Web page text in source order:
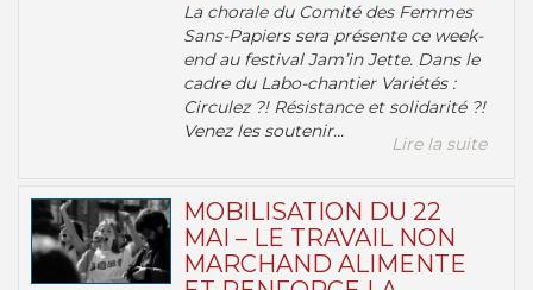
La chorale du Comité des Femmes
Sans-Papiers sera présente ce week-
end au festival Jam’in Jette. Dans le
cadre du Labo-chantier Variétés :
Circulez ?! Résistance et solidarité ?!
Venez les soutenir...
Lire la suite
MOBILISATION DU 22
MAI – LE TRAVAIL NON
MARCHAND ALIMENTE